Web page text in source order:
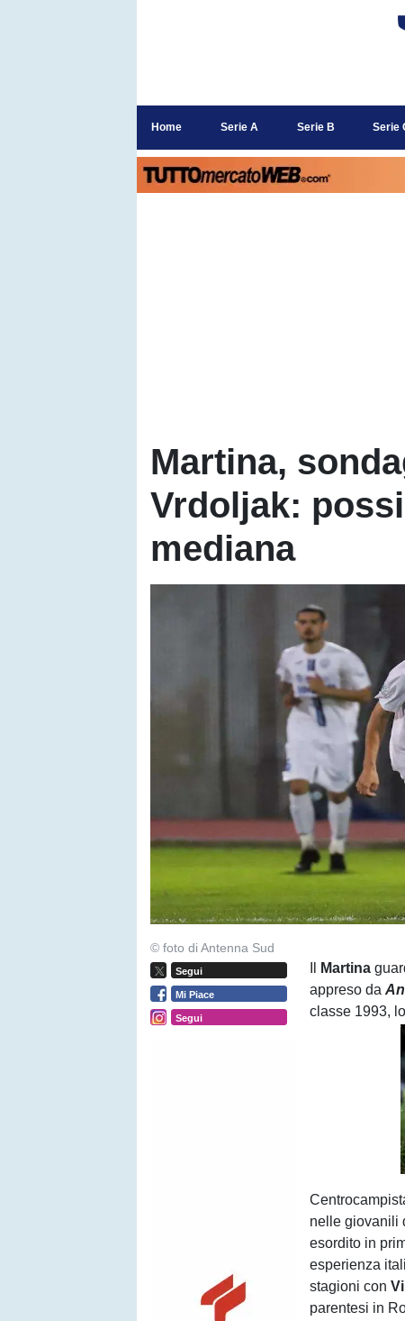
Home Serie A Serie B Serie
Martina,
Vrdoljak:
mediana
© foto di Antenna Sud
Segui
Mi Piace
Segui
Martina
appreso da
classe 1993,
nelle giovanili
esordito in
esperienza
stagioni con
parentesi in